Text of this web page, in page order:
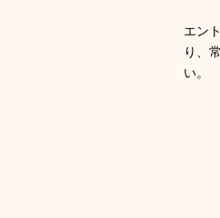
エン
り、
い。